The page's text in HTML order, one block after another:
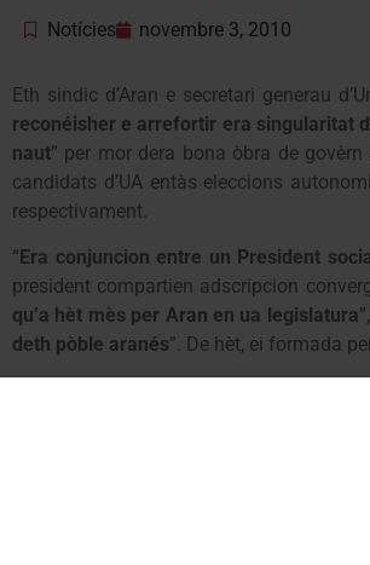
Notícies novembre 3, 2010
Eth sindic d’Aran e secretari generau
reconéisher e arrefortir era singularitat
naut” per mor dera bona òbra de
candidats d’UA entàs eleccions
respectivament.
“ Era conjuncion entre un President
president compartien adscripcion
qu’a hèt mès per Aran en ua legislatura
deth pòble aranés”. De hèt, ei formada